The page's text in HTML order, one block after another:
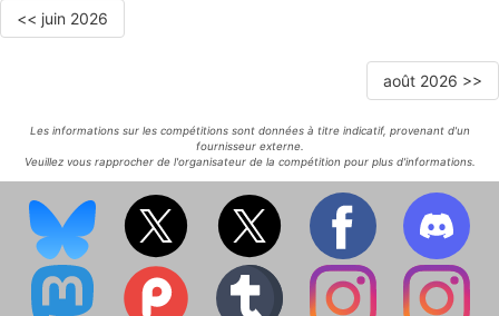
<< juin 2026
août 2026 >>
Les informations sur les compétitions sont données à titre indicatif, provenant d'un
fournisseur externe.
Veuillez vous rapprocher de l'organisateur de la compétition pour plus d'informations.